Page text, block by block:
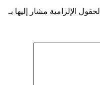
الحقول الإلزامية مشار إليها بـ